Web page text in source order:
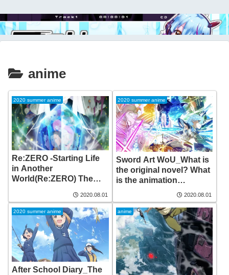
anime
2020 summer anime
Re:ZERO -Starting Life
in Another
World(Re:ZERO) The
long-awaited anime is
about to go on the air!
What is the theme song
and who is the director?
2020.08.01
2020 summer anime
Sword Art WoU_What is
the original novel? What
is the animation
production company?
2020.08.01
2020 summer anime
After School Diary_The
anime